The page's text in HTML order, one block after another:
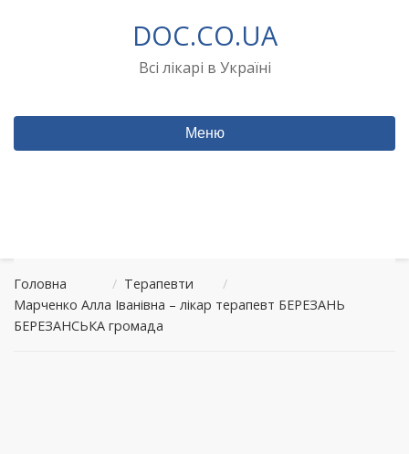
DOC.CO.UA
Всі лікарі в Україні
Меню
Головна / Терапевти
/
Марченко Алла Іванівна – лікар терапевт БЕРЕЗАНЬ
БЕРЕЗАНСЬКА громада